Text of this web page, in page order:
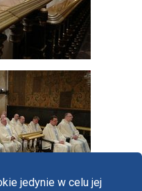
jedynie w celu jej